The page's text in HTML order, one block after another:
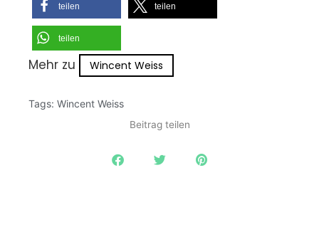
teilen teilen
teilen
Mehr zu Wincent Weiss
Tags: Wincent Weiss
Beitrag teilen